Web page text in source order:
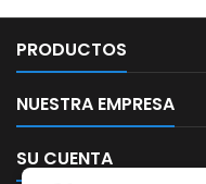
PRODUCTOS
NUESTRA EMPRESA
SU CUENTA